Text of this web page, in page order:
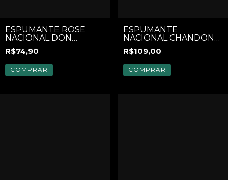
ESPUMANTE ROSE
NACIONAL DON
GUERINO MOSCATEL
ROSE 750 ML
R$74,90
COMPRAR
ESPUMANTE
NACIONAL CHANDON
RESERVE BRUT 750ML
R$109,00
COMPRAR